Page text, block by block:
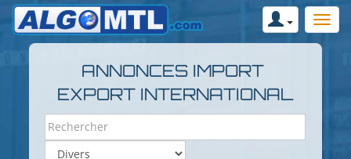
ANNONCES IMPORT
EXPORT INTERNATIONAL